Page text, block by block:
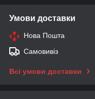
Умови доставки
Нова Пошта
Самовивіз
Всі умови доставки